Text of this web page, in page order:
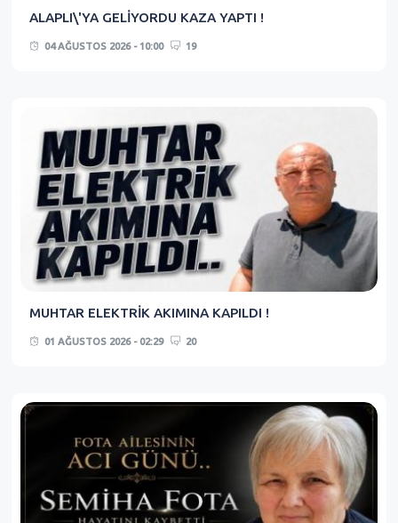
ALAPLI\'YA GELİYORDU KAZA YAPTI !
04 AĞUSTOS 2026 - 10:00 19
MUHTAR ELEKTRİK AKIMINA KAPILDI !
01 AĞUSTOS 2026 - 02:29 20